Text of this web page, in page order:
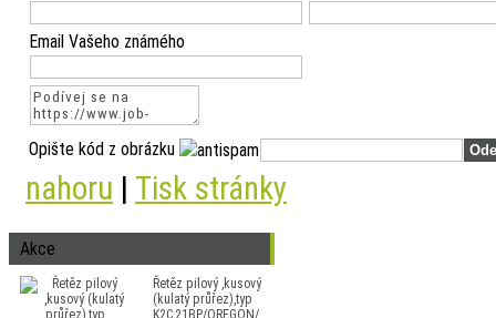
Email Vašeho známého
Opište kód z obrázku
nahoru | Tisk stránky
Akce
Řetěz pilový ,kusový
(kulatý průřez),typ